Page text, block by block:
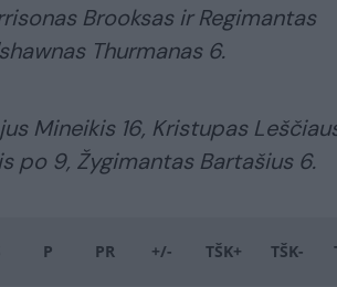
Brooksas ir Regimantas
Thurmanas 6.
Mineikis 16, Kristupas
po 9, Žygimantas Bartašius 6.
P PR +/- TŠK+ TŠK-